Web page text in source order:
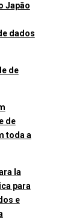
Japão
dados
de
de
toda a
la
para
e